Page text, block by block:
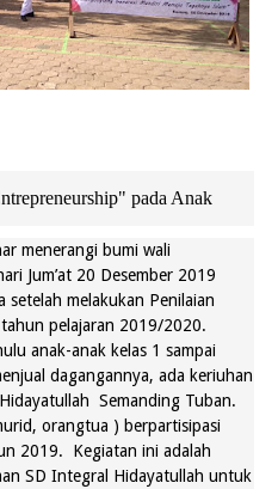
pada Anak
menerangi bumi wali
Jum’at 20 Desember 2019
melakukan Penilaian
pelajaran 2019/2020.
anak-anak kelas 1 sampai
dagangannya, ada keriuhan
Semanding Tuban.
, orangtua ) berpartisipasi
2019. Kegiatan ini adalah
SD Integral Hidayatullah untuk